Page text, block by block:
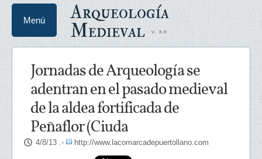
Arqueología
Medieval
Menú
Jornadas de Arqueología se
adentran en el pasado medieval
de la aldea fortificada de
Peñaflor (Ciuda
4/8/13 .- http://www.lacomarcadepuertollano.com